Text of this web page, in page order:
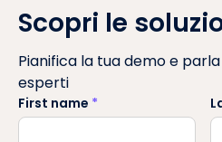
Scopri le
Pianifica la tua demo e
esperti
First name *